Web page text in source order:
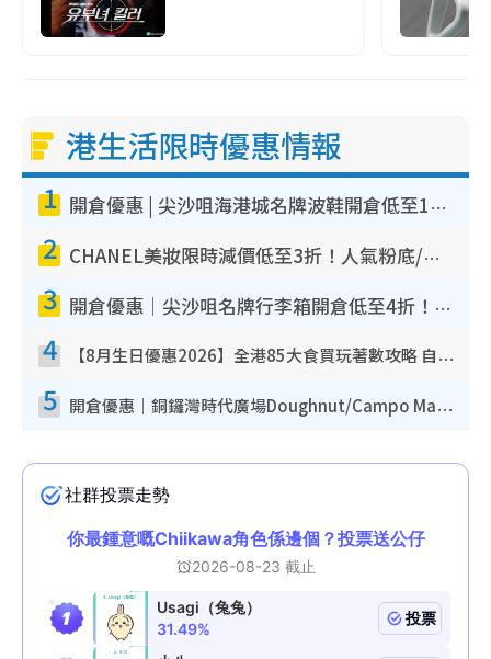
港生活限時優惠情報
1 開倉優惠 | 尖沙咀海港城名牌波鞋開倉低至1折！On鞋$899起／Joy&Peace鞋履$98起
2 CHANEL美妝限時減價低至3折！人氣粉底/唇膏/精華液低至$275！COCO香水都有平
3 開倉優惠｜尖沙咀名牌行李箱開倉低至4折！一連5日 American Tourister/ace./Hallmark $200起！
4 【8月生日優惠2026】全港85大食買玩著數攻略 自助餐/火鍋放題同行免費＋誠品/DONKI送現金券
5 開倉優惠｜銅鑼灣時代廣場Doughnut/Campo Marzio開倉低至1折！背囊、書包、手袋劈價$200起